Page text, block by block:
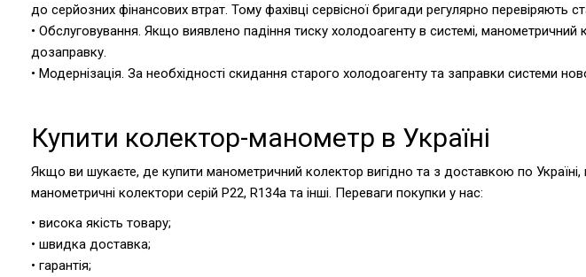
до серйозних фінансових втрат. Тому фахівці сервісної бригади регулярно
• Обслуговування. Якщо виявлено падіння тиску холодоагенту в системі,
дозаправку.
• Модернізація. За необхідності скидання старого холодоагенту та заправки системи
Купити колектор-манометр в Україні
Якщо ви шукаєте, де купити манометричний колектор вигідно та з доставкою по
манометричні колектори серій Р22, R134a та інші. Переваги покупки у нас:
• висока якість товару;
• швидка доставка;
• гарантія;